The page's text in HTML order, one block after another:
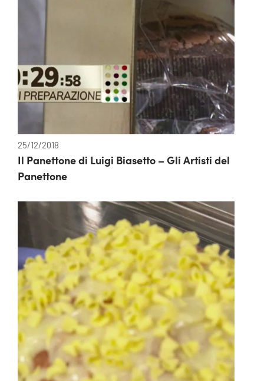
25/12/2018
Il Panettone di Luigi Biasetto – Gli Artisti del
Panettone